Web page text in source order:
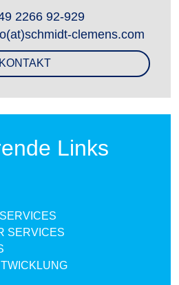
2266 92-929
clemens.com
KONTAKT
Links
SERVICES